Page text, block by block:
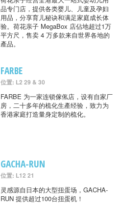
品专门店，提供各类婴儿、儿童及孕妇
用品，分享育儿秘诀和满足家庭成长体
验。荷花亲子 MegaBox 店佔地超过1万
平方尺，售卖 4 万多款来自世界各地的
產品。
FARBE
位置: L2 29 & 30
FARBE 为一家连锁傢俬店，设有自家厂
房，二十多年的梳化生產经验，致力为
香港家庭打造量身定制的梳化。
GACHA-RUN
位置: L12 21
灵感源自日本的大型扭蛋场，GACHA-
RUN 提供超过100台扭蛋机！